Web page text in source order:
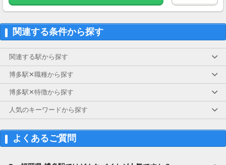
関連する条件から探す
関連する駅から探す
博多駅✕職種から探す
博多駅✕特徴から探す
人気のキーワードから探す
よくあるご質問